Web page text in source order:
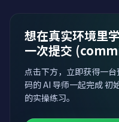
想在真实环境里
一次提交
点击下方，立即获得一
码的 AI 导师一起完成
的实操练习。